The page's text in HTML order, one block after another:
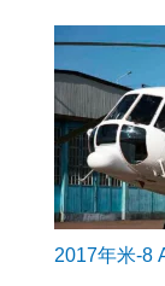
2017年米-8